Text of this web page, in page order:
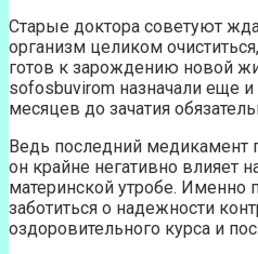
Старые доктора советуют
организм целиком
готов к зарождению новой
sofosbuvirom назначали еще
месяцев до зачатия
Ведь последний медикамент
он крайне негативно влияет
материнской утробе. Именно
заботиться о надежности
оздоровительного курса и